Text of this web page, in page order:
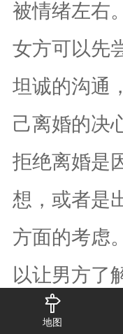
被情绪左右。
女方可以先
坦诚的沟通
己离婚的决
拒绝离婚是
想，或者是
方面的考虑
以让男方了
同时也倾听
地图